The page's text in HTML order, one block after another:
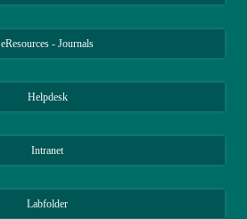
eResources - Journals
Helpdesk
Intranet
Labfolder